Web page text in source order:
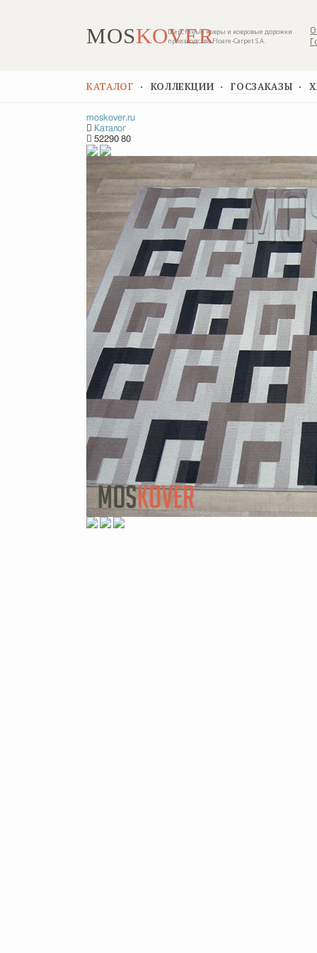
MOSKOVER
Шерстяные ковры и ковровые дорожки
производства Floare-Carpet S.A.
КАТАЛОГ ▪ КОЛЛЕКЦИИ ▪ ГОСЗАКАЗЫ ▪
moskover.ru
Каталог
52290 80